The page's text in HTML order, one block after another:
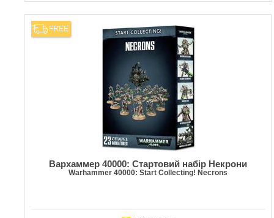
FREE
Вархаммер 40000: Стартовий набір Некрони
Warhammer 40000: Start Collecting! Necrons